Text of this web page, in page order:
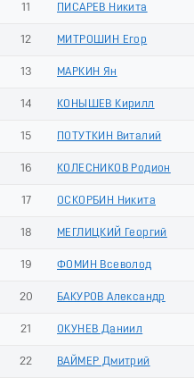
11 ПИСАРЕВ Никита
12 МИТРОШИН Егор
13 МАРКИН Ян
14 КОНЫШЕВ Кирилл
15 ПОТУТКИН Виталий
16 КОЛЕСНИКОВ Родион
17 ОСКОРБИН Никита
18 МЕГЛИЦКИЙ Георгий
19 ФОМИН Всеволод
20 БАКУРОВ Александр
21 ОКУНЕВ Даниил
22 ВАЙМЕР Дмитрий